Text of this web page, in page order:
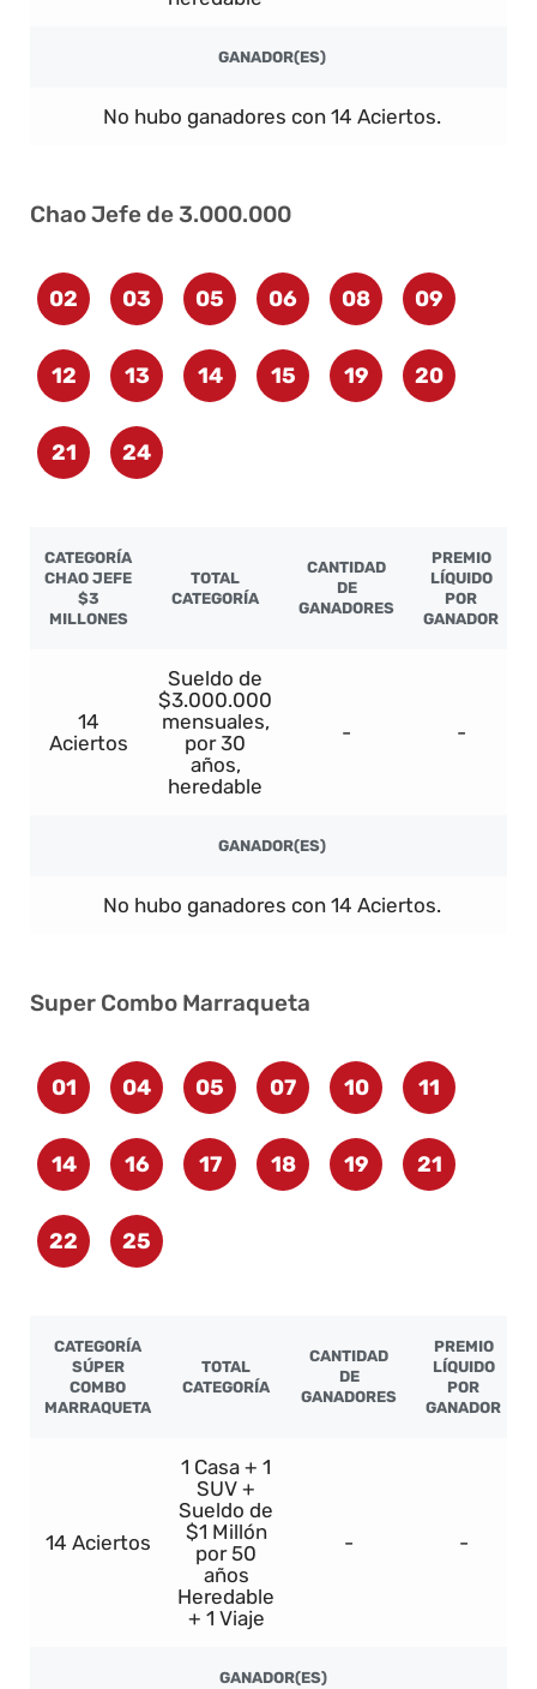
GANADOR(ES)
No hubo ganadores con 14 Aciertos.
Chao Jefe de 3.000.000
02 03 05 06 08 09
12 13 14 15 19 20
21 24
CATEGORÍA
CHAO JEFE
$3
MILLONES
TOTAL
CATEGORÍA
CANTIDAD
DE
GANADORES
PREMIO
LÍQUIDO
POR
GANADOR
14
Aciertos
Sueldo de
$3.000.000
mensuales,
por 30
años,
heredable
- -
GANADOR(ES)
No hubo ganadores con 14 Aciertos.
Super Combo Marraqueta
01 04 05 07 10 11
14 16 17 18 19 21
22 25
CATEGORÍA
SÚPER
COMBO
MARRAQUETA
TOTAL
CATEGORÍA
CANTIDAD
DE
GANADORES
PREMIO
LÍQUIDO
POR
GANADOR
14 Aciertos
1 Casa + 1
SUV +
Sueldo de
$1 Millón
por 50
años
Heredable
+ 1 Viaje
- -
GANADOR(ES)